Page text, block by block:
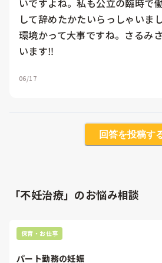
いですよね。私も公立の臨時で
して辞めたかたいらっしゃいま
環境かって大事ですね。さるみ
います‼
06/17
回答を投稿す
「不妊治療」のお悩み相談
保育・お仕事
パート勤務の妊娠